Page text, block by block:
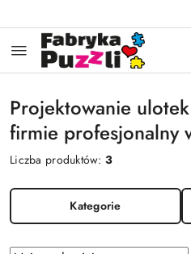
Projektowanie
firmie profesjonalny
Liczba produktów:3
Kategorie